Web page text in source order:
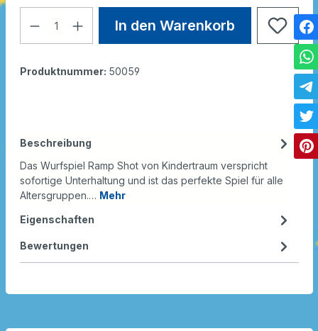
In den Warenkorb
Produktnummer: 50059
Beschreibung
Das Wurfspiel Ramp Shot von Kindertraum verspricht
sofortige Unterhaltung und ist das perfekte Spiel für alle
Altersgruppen.… Mehr
Eigenschaften
Bewertungen